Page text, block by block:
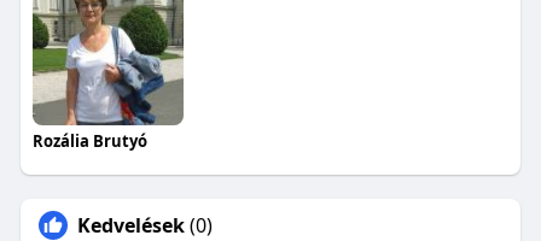
Rozália Brutyó
Kedvelések(0)